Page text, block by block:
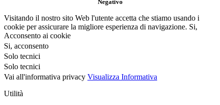
Negativo
Visitando il nostro sito Web l'utente accetta che stiamo usando i
cookie per assicurare la migliore esperienza di navigazione. Si,
Acconsento ai cookie
Si, acconsento
Solo tecnici
Solo tecnici
Vai all'informativa privacy Visualizza Informativa
Utilità